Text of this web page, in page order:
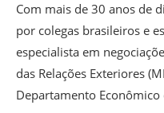
Com mais de 30 anos de
por colegas brasileiros e
especialista em
das Relações Exteriores
Departamento